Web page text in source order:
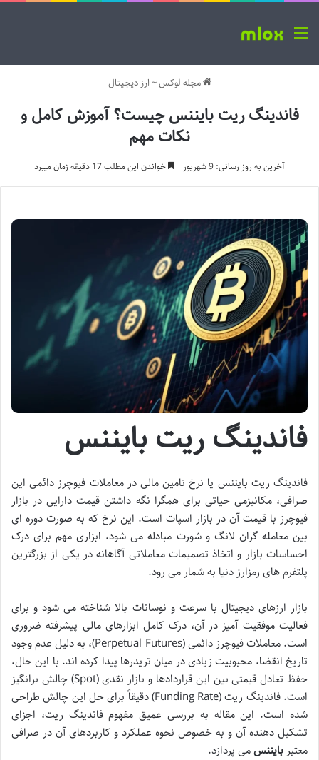
منو
مجله لوکس~ ارز دیجیتال
فاندینگ ریت بایننس چیست؟ آموزش کامل و
نکات مهم
آخرین به روز رسانی: 9 شهریور خواندن این مطلب 17 دقیقه زمان میبرد
فاندینگ ریت بایننس
فاندینگ ریت بایننس یا نرخ تامین مالی در معاملات فیوچرز دائمی این
صرافی، مکانیزمی حیاتی برای همگرا نگه داشتن قیمت دارایی در بازار
فیوچرز با قیمت آن در بازار اسپات است. این نرخ که به صورت دوره ای
بین معامله گران لانگ و شورت مبادله می شود، ابزاری مهم برای درک
احساسات بازار و اتخاذ تصمیمات معاملاتی آگاهانه در یکی از بزرگترین
پلتفرم های رمزارز دنیا به شمار می رود.
بازار ارزهای دیجیتال با سرعت و نوسانات بالا شناخته می شود و برای
فعالیت موفقیت آمیز در آن، درک کامل ابزارهای مالی پیشرفته ضروری
است. معاملات فیوچرز دائمی (Perpetual Futures)، به دلیل عدم وجود
تاریخ انقضا، محبوبیت زیادی در میان تریدرها پیدا کرده اند. با این حال،
حفظ تعادل قیمتی بین این قراردادها و بازار نقدی (Spot) چالش برانگیز
است. فاندینگ ریت (Funding Rate) دقیقاً برای حل این چالش طراحی
شده است. این مقاله به بررسی عمیق مفهوم فاندینگ ریت، اجزای
تشکیل دهنده آن و به خصوص نحوه عملکرد و کاربردهای آن در صرافی
معتبر بایننسمی پردازد.